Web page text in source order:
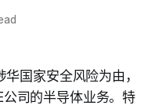
国家安全风险为由，
公司的半导体业务。特